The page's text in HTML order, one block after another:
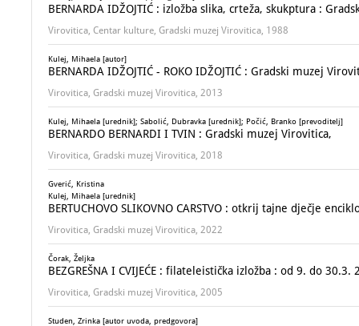
BERNARDA IDŽOJTIĆ : izložba slika, crteža, skukptura :
Virovitica, Centar kulture, Gradski muzej Virovitica, 1988
Kulej, Mihaela [autor]
BERNARDA IDŽOJTIĆ - ROKO IDŽOJTIĆ : Gradski muzej
Virovitica, Gradski muzej Virovitica, 2013
Kulej, Mihaela [urednik]; Sabolić, Dubravka [urednik]; Počić, Branko [prevoditelj]
BERNARDO BERNARDI I TVIN : Gradski muzej Virovitica,
Virovitica, Gradski muzej Virovitica, 2018
Gverić, Kristina
Kulej, Mihaela [urednik]
BERTUCHOVO SLIKOVNO CARSTVO : otkrij tajne dječje
Virovitica, Gradski muzej Virovitica, 2022
Čorak, Željka
BEZGREŠNA I CVIJEĆE : filateleistička izložba : od 9. do 30.3.
Virovitica, Gradski muzej Virovitica, 2005
Studen, Zrinka [autor uvoda, predgovora]